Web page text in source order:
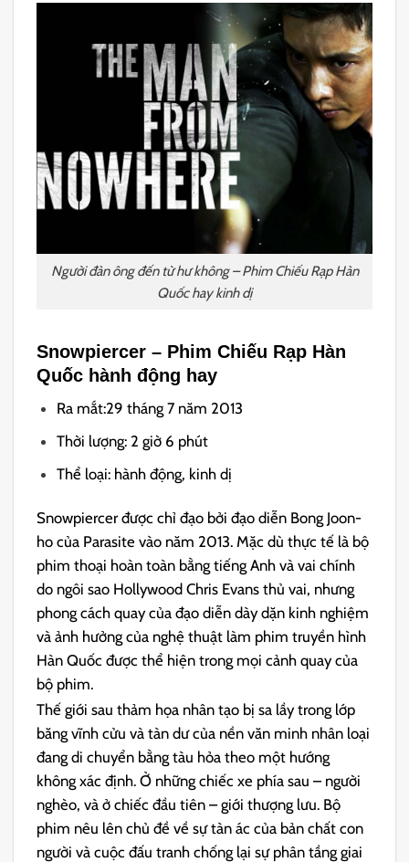
Người đàn ông đến từ hư không – Phim Chiếu Rạp Hàn
Quốc hay kinh dị
Snowpiercer– Phim Chiếu Rạp Hàn
Quốc hành động hay
Ra mắt:29 tháng 7 năm 2013
Thời lượng: 2 giờ 6 phút
Thể loại: hành động, kinh dị
Snowpiercer được chỉ đạo bởi đạo diễn Bong Joon-
ho của Parasite vào năm 2013. Mặc dù thực tế là bộ
phim thoại hoàn toàn bằng tiếng Anh và vai chính
do ngôi sao Hollywood Chris Evans thủ vai, nhưng
phong cách quay của đạo diễn dày dặn kinh nghiệm
và ảnh hưởng của nghệ thuật làm phim truyền hình
Hàn Quốc được thể hiện trong mọi cảnh quay của
bộ phim.
Thế giới sau thảm họa nhân tạo bị sa lầy trong lớp
băng vĩnh cửu và tàn dư của nền văn minh nhân loại
đang di chuyển bằng tàu hỏa theo một hướng
không xác định. Ở những chiếc xe phía sau – người
nghèo, và ở chiếc đầu tiên – giới thượng lưu. Bộ
phim nêu lên chủ đề về sự tàn ác của bản chất con
người và cuộc đấu tranh chống lại sự phân tầng giai